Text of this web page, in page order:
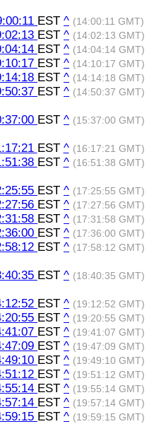
EST ^ (14:00:11 GMT)
EST ^ (14:02:13 GMT)
EST ^ (14:04:14 GMT)
EST ^ (14:10:17 GMT)
EST ^ (14:14:18 GMT)
EST ^ (14:50:37 GMT)
EST ^ (15:37:00 GMT)
EST ^ (16:17:21 GMT)
EST ^ (16:51:38 GMT)
EST ^ (17:25:55 GMT)
EST ^ (17:27:56 GMT)
EST ^ (17:31:58 GMT)
EST ^ (17:36:00 GMT)
EST ^ (17:58:12 GMT)
EST ^ (18:40:35 GMT)
EST ^ (19:12:52 GMT)
EST ^ (19:20:55 GMT)
EST ^ (19:41:07 GMT)
EST ^ (19:47:09 GMT)
EST ^ (19:49:10 GMT)
EST ^ (19:51:12 GMT)
EST ^ (19:55:14 GMT)
EST ^ (19:57:14 GMT)
EST ^ (19:59:15 GMT)